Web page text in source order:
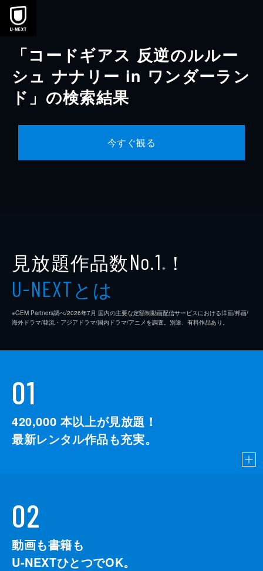
本文へスキップ
「コードギアス 反逆のルルー
シュ ナナリー in ワンダーラン
ド」の検索結果
今すぐ観る
見放題作品数No.1 ※ ！
U-NEXTとは
※GEM Partners調べ/2026年7⽉ 国内の主要な定額制動画配信サービスにおける洋画/邦画/
海外ドラマ/韓流・アジアドラマ/国内ドラマ/アニメを調査。別途、有料作品あり。
01
420,000 本以上が見放題！
最新レンタル作品も充実。
02
動画も書籍も
U-NEXTひとつでOK。